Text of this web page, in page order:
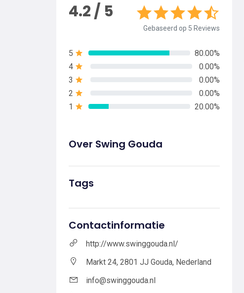
4.2 / 5
Gebaseerd op 5 Reviews
5
80.00%
4
0.00%
3
0.00%
2
0.00%
1
20.00%
Over Swing Gouda
Tags
Contactinformatie
http://www.swinggouda.nl/
Markt 24, 2801 JJ Gouda, Nederland
info@swinggouda.nl